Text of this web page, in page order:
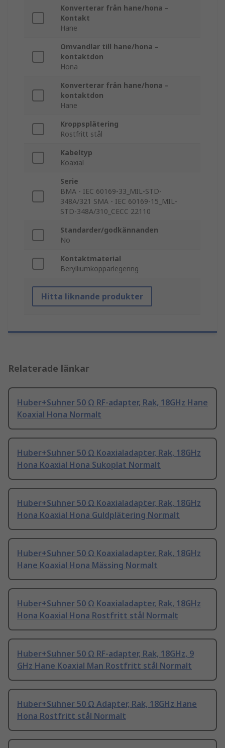
Konverterar från hane/hona –
Kontakt
Hane
Omvandlar till hane/hona –
kontaktdon
Hona
Konverterar från hane/hona –
kontaktdon
Hane
Kroppsplätering
Rostfritt stål
Kabeltyp
Koaxial
Serie
BMA - IEC 60169-33_MIL-STD-
348A/321 SMA - IEC 60169-15_MIL-
STD-348A/310_CECC 22110
Standarder/godkännanden
No
Kontaktmaterial
Berylliumkopparlegering
Hitta liknande produkter
Relaterade länkar
Huber+Suhner 50 Ω RF-adapter, Rak, 18GHz Hane
Koaxial Hona Normalt
Huber+Suhner 50 Ω Koaxialadapter, Rak, 18GHz
Hona Koaxial Hona Sukoplat Normalt
Huber+Suhner 50 Ω Koaxialadapter, Rak, 18GHz
Hona Koaxial Hona Guldplätering Normalt
Huber+Suhner 50 Ω Koaxialadapter, Rak, 18GHz
Hane Koaxial Hona Mässing Normalt
Huber+Suhner 50 Ω Koaxialadapter, Rak, 18GHz
Hona Koaxial Hona Rostfritt stål Normalt
Huber+Suhner 50 Ω RF-adapter, Rak, 18GHz, 9
GHz Hane Koaxial Man Rostfritt stål Normalt
Huber+Suhner 50 Ω Adapter, Rak, 18GHz Hane
Hona Rostfritt stål Normalt